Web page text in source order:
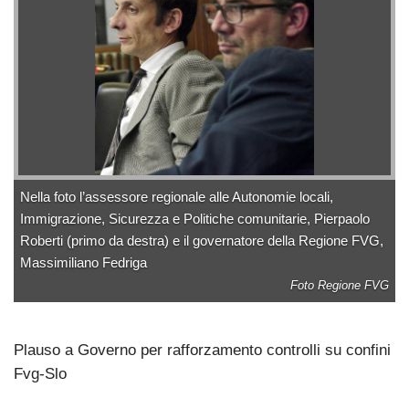
Nella foto l’assessore regionale alle Autonomie locali,
Immigrazione, Sicurezza e Politiche comunitarie, Pierpaolo
Roberti (primo da destra) e il governatore della Regione FVG,
Massimiliano Fedriga
Foto Regione FVG
Plauso a Governo per rafforzamento controlli su confini
Fvg-Slo